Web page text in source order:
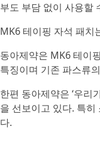
부도 부담 없이 사용할
MK6 테이핑 자석 패치
동아제약은 MK6 테이
특징이며 기존 파스류
한편 동아제약은 ‘우리
을 선보이고 있다. 특
다.